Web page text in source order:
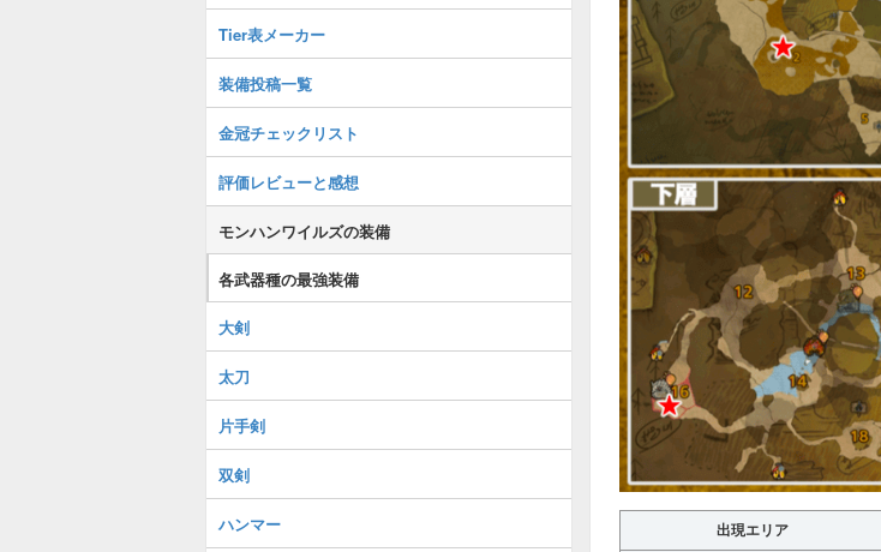
出現エリア
Tier表メーカー
装備投稿一覧
金冠チェックリスト
評価レビューと感想
モンハンワイルズの装備
各武器種の最強装備
大剣
太刀
片手剣
双剣
ハンマー